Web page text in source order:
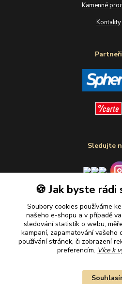
Kamenné
Kontakty
Partneři
Sledujte
🍪 Jak byste rádi
Soubory cookies používáme
našeho e-shopu a v případě
sledování statistik o webu,
kampaní, zapamatování vašeho
používání stránek, či zobrazení
preferencím. Více k